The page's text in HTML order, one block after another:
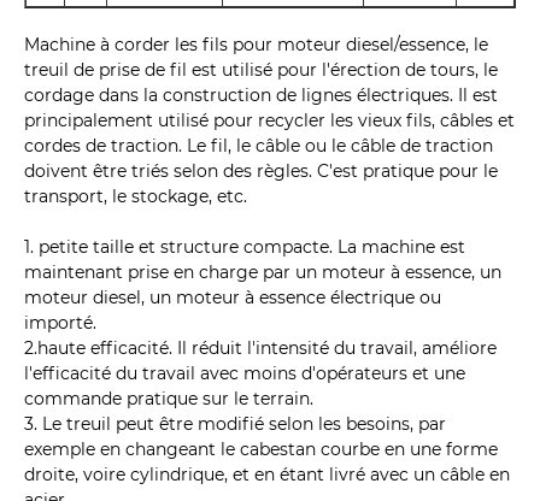
Machine à corder les fils pour moteur diesel/essence, le
treuil de prise de fil est utilisé pour l'érection de tours, le
cordage dans la construction de lignes électriques. Il est
principalement utilisé pour recycler les vieux fils, câbles et
cordes de traction. Le fil, le câble ou le câble de traction
doivent être triés selon des règles. C'est pratique pour le
transport, le stockage, etc.
1. petite taille et structure compacte. La machine est
maintenant prise en charge par un moteur à essence, un
moteur diesel, un moteur à essence électrique ou
importé.
2.haute efficacité. Il réduit l'intensité du travail, améliore
l'efficacité du travail avec moins d'opérateurs et une
commande pratique sur le terrain.
3. Le treuil peut être modifié selon les besoins, par
exemple en changeant le cabestan courbe en une forme
droite, voire cylindrique, et en étant livré avec un câble en